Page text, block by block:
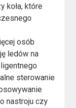
koła, które
osób
ledów na
sterowanie
nastroju czy